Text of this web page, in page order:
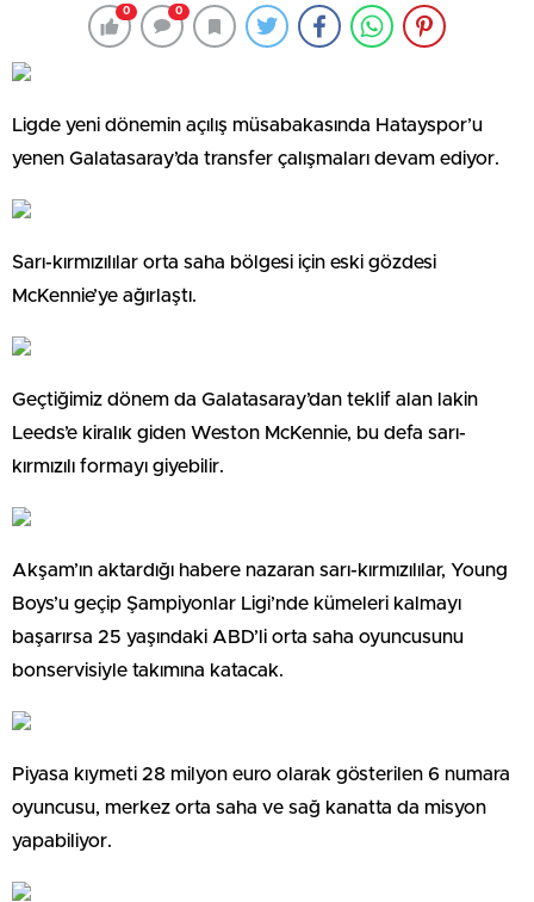
0 0
Ligde yeni dönemin açılış müsabakasında Hatayspor’u
yenen Galatasaray’da transfer çalışmaları devam ediyor.
Sarı-kırmızılılar orta saha bölgesi için eski gözdesi
McKennie’ye ağırlaştı.
Geçtiğimiz dönem da Galatasaray’dan teklif alan lakin
Leeds’e kiralık giden Weston McKennie, bu defa sarı-
kırmızılı formayı giyebilir.
Akşam’ın aktardığı habere nazaran sarı-kırmızılılar, Young
Boys’u geçip Şampiyonlar Ligi’nde kümeleri kalmayı
başarırsa 25 yaşındaki ABD’li orta saha oyuncusunu
bonservisiyle takımına katacak.
Piyasa kıymeti 28 milyon euro olarak gösterilen 6 numara
oyuncusu, merkez orta saha ve sağ kanatta da misyon
yapabiliyor.